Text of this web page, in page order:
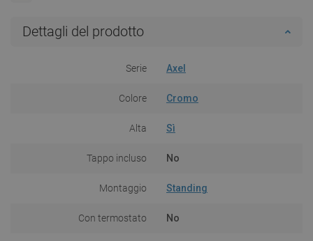
Dettagli del prodotto
Serie Axel
Colore Cromo
Alta Sì
Tappo incluso No
Montaggio Standing
Con termostato No